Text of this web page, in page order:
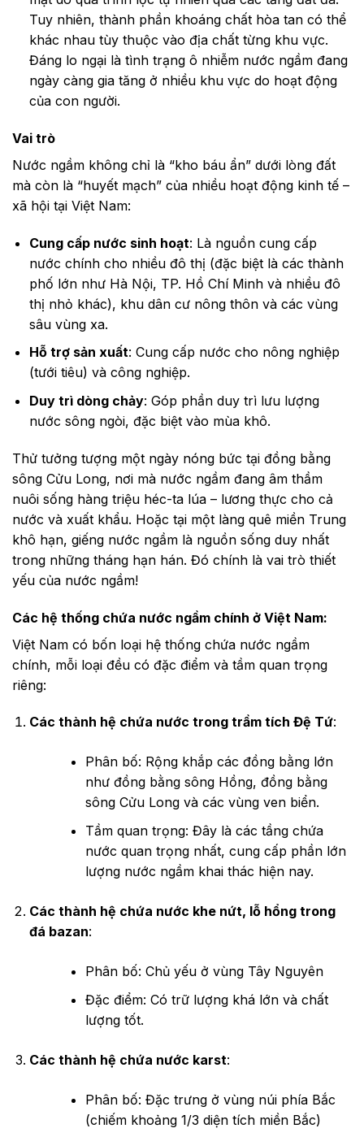
Tuy nhiên, thành phần khoáng chất hòa tan có thể
khác nhau tùy thuộc vào địa chất từng khu vực.
Đáng lo ngại là tình trạng ô nhiễm nước ngầm đang
ngày càng gia tăng ở nhiều khu vực do hoạt động
của con người.
Vai trò
Nước ngầm không chỉ là “kho báu ẩn” dưới lòng đất
mà còn là “huyết mạch” của nhiều hoạt động kinh tế –
xã hội tại Việt Nam:
Cung cấp nước sinh hoạt: Là nguồn cung cấp
nước chính cho nhiều đô thị (đặc biệt là các thành
phố lớn như Hà Nội, TP. Hồ Chí Minh và nhiều đô
thị nhỏ khác), khu dân cư nông thôn và các vùng
sâu vùng xa.
Hỗ trợ sản xuất: Cung cấp nước cho nông nghiệp
(tưới tiêu) và công nghiệp.
Duy trì dòng chảy: Góp phần duy trì lưu lượng
nước sông ngòi, đặc biệt vào mùa khô.
Thử tưởng tượng một ngày nóng bức tại đồng bằng
sông Cửu Long, nơi mà nước ngầm đang âm thầm
nuôi sống hàng triệu héc-ta lúa – lương thực cho cả
nước và xuất khẩu. Hoặc tại một làng quê miền Trung
khô hạn, giếng nước ngầm là nguồn sống duy nhất
trong những tháng hạn hán. Đó chính là vai trò thiết
yếu của nước ngầm!
Các hệ thống chứa nước ngầm chính ở Việt Nam:
Việt Nam có bốn loại hệ thống chứa nước ngầm
chính, mỗi loại đều có đặc điểm và tầm quan trọng
riêng:
Các thành hệ chứa nước trong trầm tích Đệ Tứ:
Phân bố: Rộng khắp các đồng bằng lớn
như đồng bằng sông Hồng, đồng bằng
sông Cửu Long và các vùng ven biển.
Tầm quan trọng: Đây là các tầng chứa
nước quan trọng nhất, cung cấp phần lớn
lượng nước ngầm khai thác hiện nay.
Các thành hệ chứa nước khe nứt, lỗ hổng trong
đá bazan:
Phân bố: Chủ yếu ở vùng Tây Nguyên
Đặc điểm: Có trữ lượng khá lớn và chất
lượng tốt.
Các thành hệ chứa nước karst:
Phân bố: Đặc trưng ở vùng núi phía Bắc
(chiếm khoảng 1/3 diện tích miền Bắc)